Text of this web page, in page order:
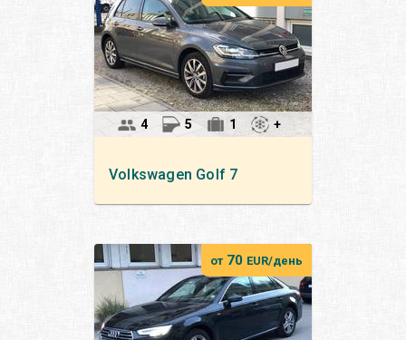
Volkswagen Golf 7
4 5 1 +
от 70 EUR/день